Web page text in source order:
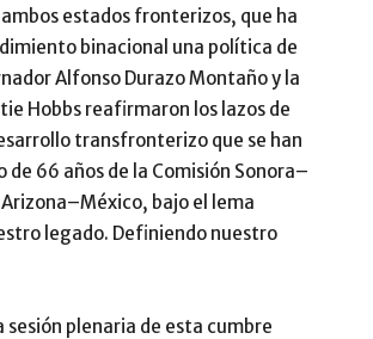
estados fronterizos, que ha
binacional una política de
Alfonso Durazo Montaño y la
Hobbs reafirmaron los lazos de
transfronterizo que se han
de 66 años de la Comisión Sonora–
bajo el lema
legado. Definiendo nuestro
sesión plenaria de esta cumbre